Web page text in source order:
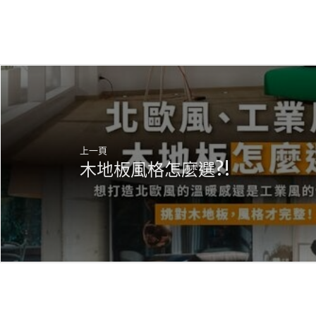
上一頁
木地板風格怎麼選?!